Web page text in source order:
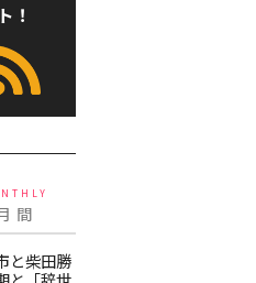
！
間
と柴田勝